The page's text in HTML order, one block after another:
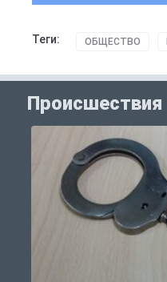
Теги: ОБЩЕСТВО
Происшествия